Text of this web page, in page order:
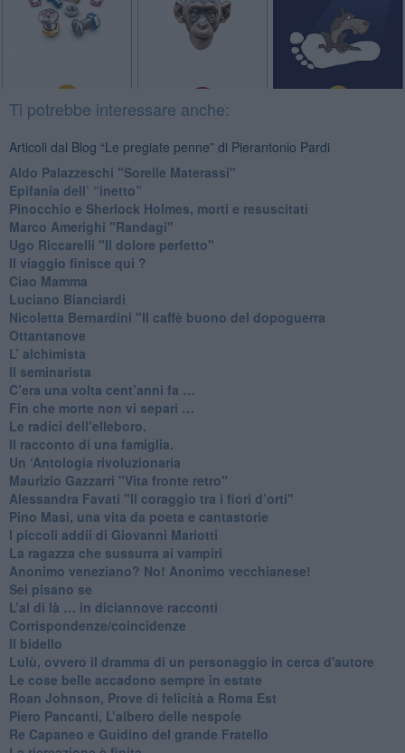
Ti potrebbe interessare anche:
Articoli dal Blog “Le pregiate penne” di Pierantonio Pardi
​Aldo Palazzeschi "Sorelle Materassi"
​Epifania dell’ “inetto”
Pinocchio e Sherlock Holmes, morti e resuscitati
​Marco Amerighi "Randagi"
Ugo Riccarelli "Il dolore perfetto"
​Il viaggio finisce qui ?
​Ciao Mamma
​Luciano Bianciardi
​Nicoletta Bernardini "Il caffè buono del dopoguerra
​Ottantanove
​L’ alchimista
Il seminarista
​C’era una volta cent’anni fa …
​Fin che morte non vi separi …
​Le radici dell’elleboro.
​Il racconto di una famiglia.
Un ‘Antologia rivoluzionaria
​Maurizio Gazzarri "Vita fronte retro"
​Alessandra Favati "Il coraggio tra i fiori d’orti"
​Pino Masi, una vita da poeta e cantastorie
​I piccoli addii di Giovanni Mariotti
​La ragazza che sussurra ai vampiri
​Anonimo veneziano? No! Anonimo vecchianese!
​Sei pisano se
​L’al di là … in diciannove racconti
Corrispondenze/coincidenze
Il bidello
Lulù, ovvero il dramma di un personaggio in cerca d'autore
Le cose belle accadono sempre in estate
Roan Johnson, Prove di felicità a Roma Est
Piero Pancanti, L’albero delle nespole
Re Capaneo e Guidino del grande Fratello